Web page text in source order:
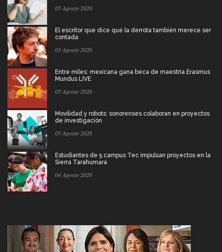
05 Agosto 2026
El escritor que dice que la derrota también merece ser
contada
05 Agosto 2026
Entre miles: mexicana gana beca de maestría Erasmus
Mundus LIVE
05 Agosto 2026
Movilidad y robots: sonorenses colaboran en proyectos
de investigación
05 Agosto 2026
Estudiantes de 5 campus Tec impulsan proyectos en la
Sierra Tarahumara
04 Agosto 2026